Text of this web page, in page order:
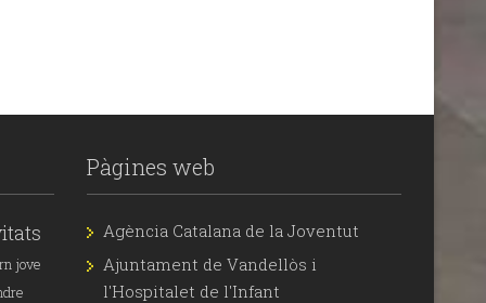
jove
Pàgines web
Agència Catalana de la Joventut
Ajuntament de Vandellòs i
l'Hospitalet de l'Infant